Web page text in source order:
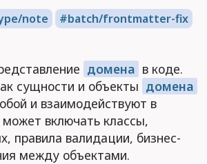
note batch/frontmatter-fix
домена в коде.
сущности и объекты домена
и взаимодействуют в
включать классы,
правила валидации, бизнес-
между объектами.